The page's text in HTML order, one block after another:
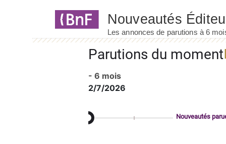
Parutions du moment
- 6 mois
2/7/2026
Nouveautés